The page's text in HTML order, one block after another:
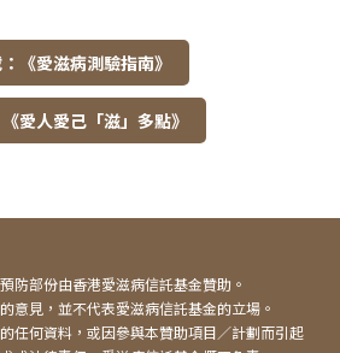
《愛滋病測驗指南》
愛人愛己「滋」多點》
防部份由香港愛滋病信託基金贊助。
意見，並不代表愛滋病信託基金的立場。
任何資料，或因參與本贊助項目／計劃而引起